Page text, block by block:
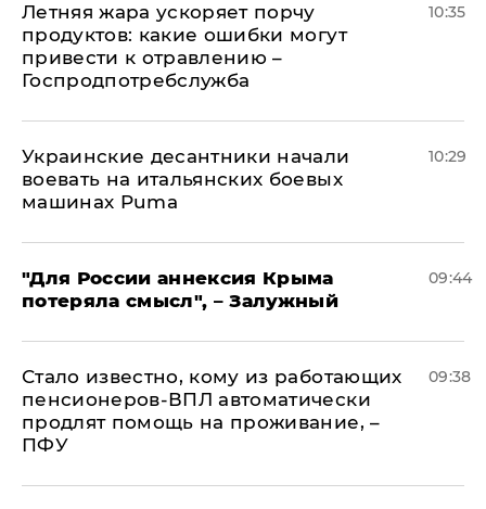
Летняя жара ускоряет порчу
продуктов: какие ошибки могут
привести к отравлению –
Госпродпотребслужба
10:35
Украинские десантники начали
воевать на итальянских боевых
машинах Puma
10:29
"Для России аннексия Крыма
потеряла смысл", – Залужный
09:44
Стало известно, кому из работающих
пенсионеров-ВПЛ автоматически
продлят помощь на проживание, –
ПФУ
09:38